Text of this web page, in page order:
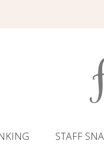
STAFF